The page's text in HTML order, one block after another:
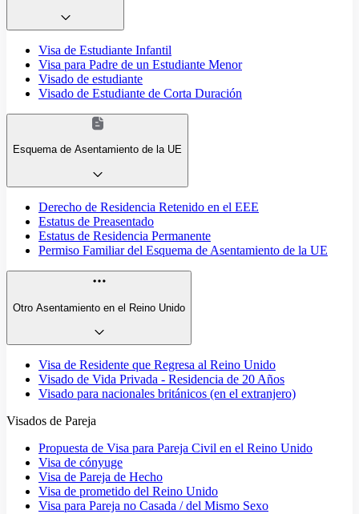
Visa de Estudiante Infantil
Visa para Padre de un Estudiante Menor
Visado de estudiante
Visado de Estudiante de Corta Duración
Esquema de Asentamiento de la UE
Derecho de Residencia Retenido en el EEE
Estatus de Preasentado
Estatus de Residencia Permanente
Permiso Familiar del Esquema de Asentamiento de la UE
Otro Asentamiento en el Reino Unido
Visa de Residente que Regresa al Reino Unido
Visado de Vida Privada - Residencia de 20 Años
Visado para nacionales británicos (en el extranjero)
Visados de Pareja
Propuesta de Visa para Pareja Civil en el Reino Unido
Visa de cónyuge
Visa de Pareja de Hecho
Visa de prometido del Reino Unido
Visa para Pareja no Casada / del Mismo Sexo